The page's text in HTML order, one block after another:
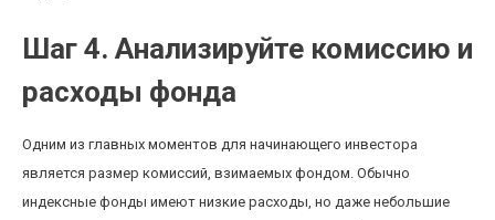
Шаг 4. Анализируйте комиссию и
расходы фонда
Одним из главных моментов для начинающего инвестора
является размер комиссий, взимаемых фондом. Обычно
индексные фонды имеют низкие расходы, но даже небольшие